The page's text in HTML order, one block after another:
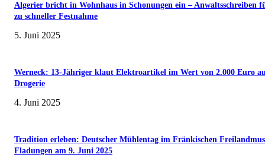
Algerier bricht in Wohnhaus in Schonungen ein – Anwaltsschreiben
zu schneller Festnahme
5. Juni 2025
Werneck: 13-Jähriger klaut Elektroartikel im Wert von 2.000 Euro
Drogerie
4. Juni 2025
Tradition erleben: Deutscher Mühlentag im Fränkischen
Fladungen am 9. Juni 2025